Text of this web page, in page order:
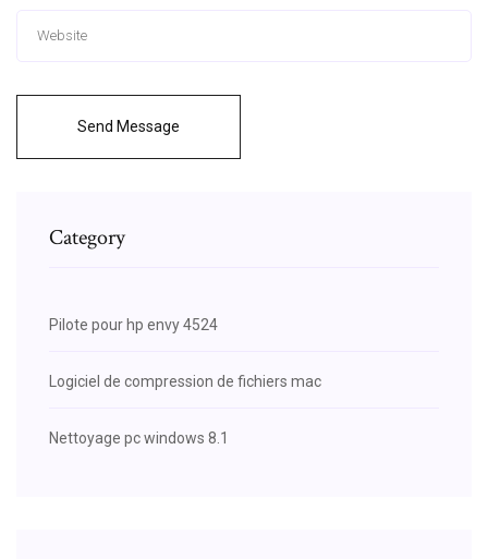
Send Message
Category
Pilote pour hp envy 4524
Logiciel de compression de fichiers mac
Nettoyage pc windows 8.1